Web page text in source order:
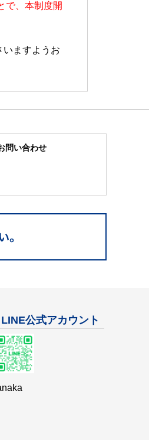
で、本制度開
いますようお
問い合わせ
公式アカウント